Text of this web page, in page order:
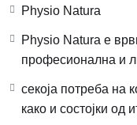
Physio Natura
Physio Natura е
професионална и
секоја потреба на
како и состојки од